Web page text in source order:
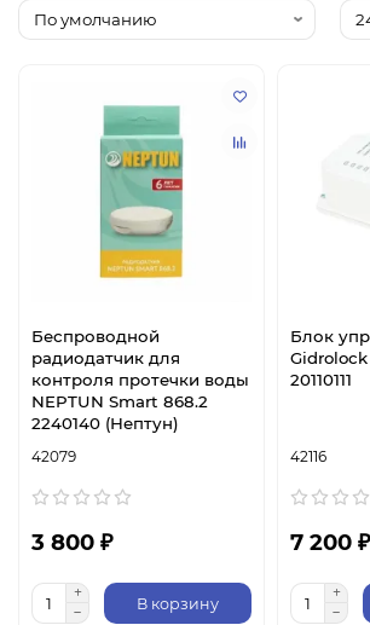
Беспроводной
радиодатчик для
контроля протечки воды
NEPTUN Smart 868.2
2240140 (Нептун)
42079
3 800 ₽
В корзину
Блок
20110111
42116
7 200 ₽